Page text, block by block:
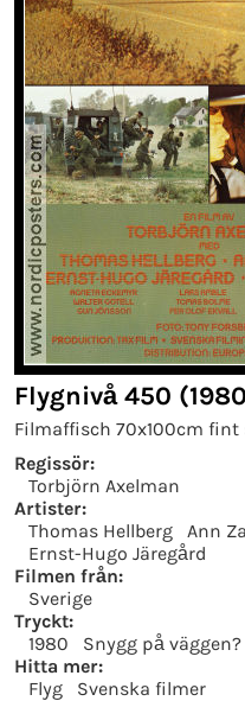
Flygnivå 450
Filmaffisch 70x100cm
Regissör:
Torbjörn Axelman
Artister:
Thomas Hellberg
Ann
Ernst-Hugo Järegård
Filmen från:
Sverige
Tryckt:
1980
Snygg på väggen?
Hitta mer:
Flyg
Svenska filmer